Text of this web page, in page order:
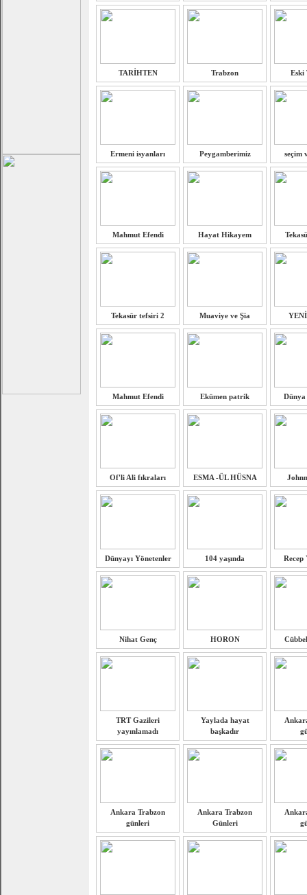
TARİHTEN Trabzon Eski
Ermeni isyanları Peygamberimiz seçim
Mahmut Efendi Hayat Hikayem
Tekasür tefsiri 2 Muaviye ve Şia
Mahmut Efendi Ekümen patrik Dünya
Of'li Ali fıkraları ESMA -ÜL HÜSNA
Dünyayı Yönetenler 104 yaşında Recep
Nihat Genç HORON
TRT Gazileri
yayınlamadı
Yaylada hayat
başkadır
Ankara Trabzon
günleri
Ankara Trabzon
Günleri